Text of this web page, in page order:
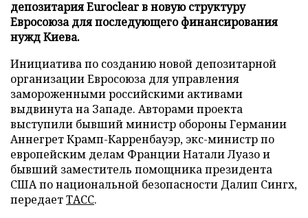
депозитария Euroclear в новую структуру
Евросоюза для последующего финансирования
нужд Киева.
Инициатива по созданию новой депозитарной
организации Евросоюза для управления
замороженными российскими активами
выдвинута на Западе. Авторами проекта
выступили бывший министр обороны Германии
Аннегрет Крамп-Карренбауэр, экс-министр по
европейским делам Франции Натали Луазо и
бывший заместитель помощника президента
США по национальной безопасности Далип Сингх,
передаетТАСС.